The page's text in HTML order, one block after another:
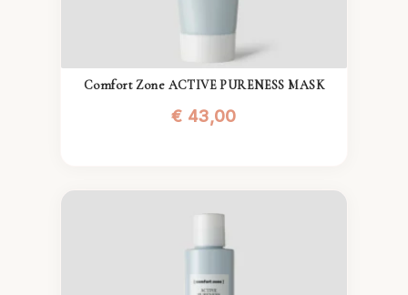
Comfort Zone ACTIVE PURENESS MASK
€ 43,00